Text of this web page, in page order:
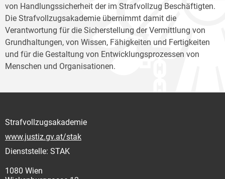
von Handlungssicherheit der im Strafvollzug Beschäftigten.
Die Strafvollzugsakademie übernimmt damit die
Verantwortung für die Sicherstellung der Vermittlung von
Grundhaltungen, von Wissen, Fähigkeiten und Fertigkeiten
und für die Gestaltung von Entwicklungsprozessen von
Menschen und Organisationen.
Strafvollzugsakademie
www.justiz.gv.at/stak
Dienststelle: STAK
1080 Wien